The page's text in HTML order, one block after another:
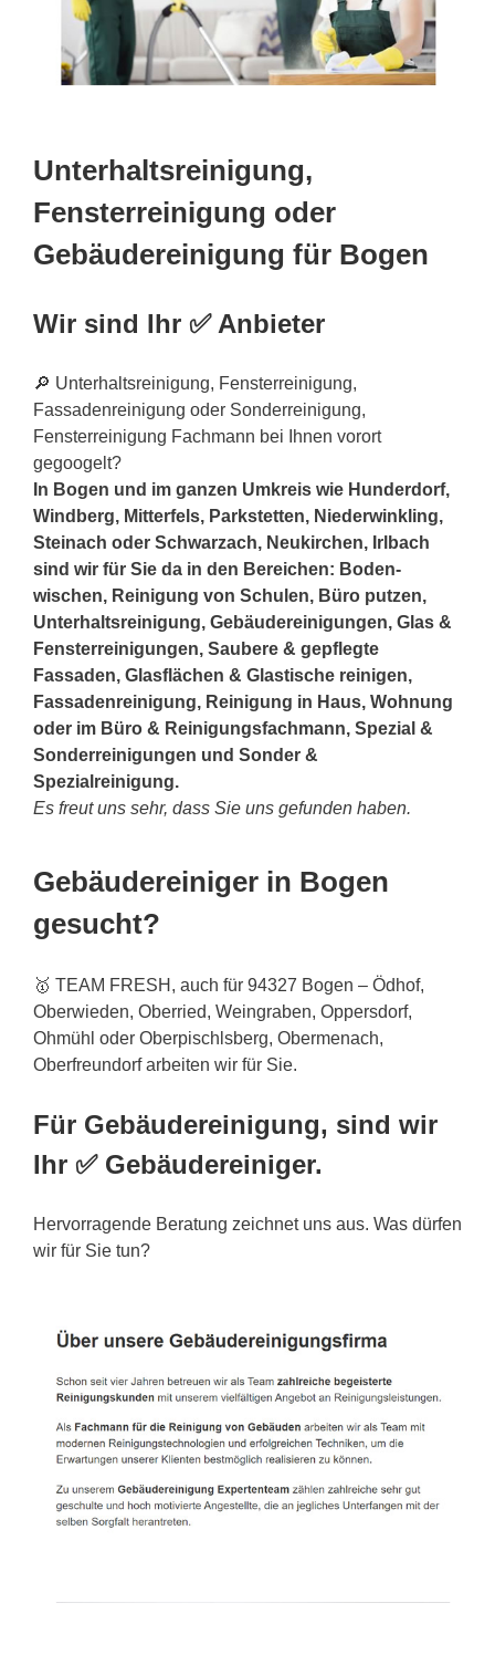
Unterhaltsreinigung,
Fensterreinigung oder
Gebäudereinigung für Bogen
Wir sind Ihr ✅ Anbieter
🔎 Unterhaltsreinigung, Fensterreinigung,
Fassadenreinigung oder Sonderreinigung,
Fensterreinigung Fachmann bei Ihnen vorort
gegoogelt?
In Bogen und im ganzen Umkreis wie Hunderdorf,
Windberg, Mitterfels, Parkstetten, Niederwinkling,
Steinach oder Schwarzach, Neukirchen, Irlbach
sind wir für Sie da in den Bereichen: Boden-
wischen, Reinigung von Schulen, Büro putzen,
Unterhaltsreinigung, Gebäudereinigungen, Glas &
Fensterreinigungen, Saubere & gepflegte
Fassaden, Glasflächen & Glastische reinigen,
Fassadenreinigung, Reinigung in Haus, Wohnung
oder im Büro & Reinigungsfachmann, Spezial &
Sonderreinigungen und Sonder &
Spezialreinigung.
Es freut uns sehr, dass Sie uns gefunden haben.
Gebäudereiniger in Bogen
gesucht?
🥇 TEAM FRESH, auch für 94327 Bogen – Ödhof,
Oberwieden, Oberried, Weingraben, Oppersdorf,
Ohmühl oder Oberpischlsberg, Obermenach,
Oberfreundorf arbeiten wir für Sie.
Für Gebäudereinigung, sind wir
Ihr ✅ Gebäudereiniger.
Hervorragende Beratung zeichnet uns aus. Was dürfen
wir für Sie tun?